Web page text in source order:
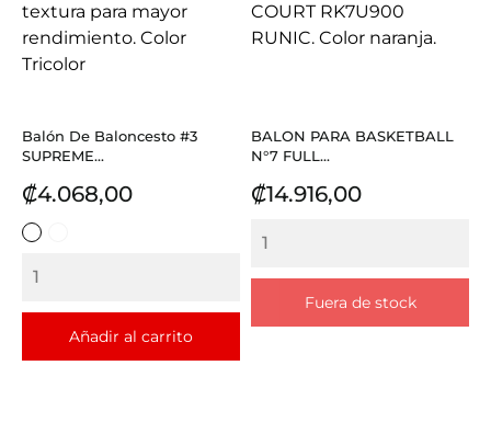
Balón De Baloncesto #3
SUPREME...
Precio
₡4.068,00
ROJO
AZUL
Añadir al carrito
BALON PARA BASKETBALL
N°7 FULL...
Precio
₡14.916,00
Fuera de stock